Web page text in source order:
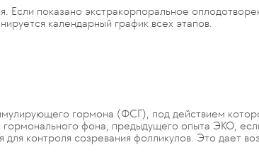
показано экстракорпоральное
календарный график всех этапов.
гормона (ФСГ), под действием
фона, предыдущего опыта ЭКО,
для контроля созревания фолликулов. Это дает